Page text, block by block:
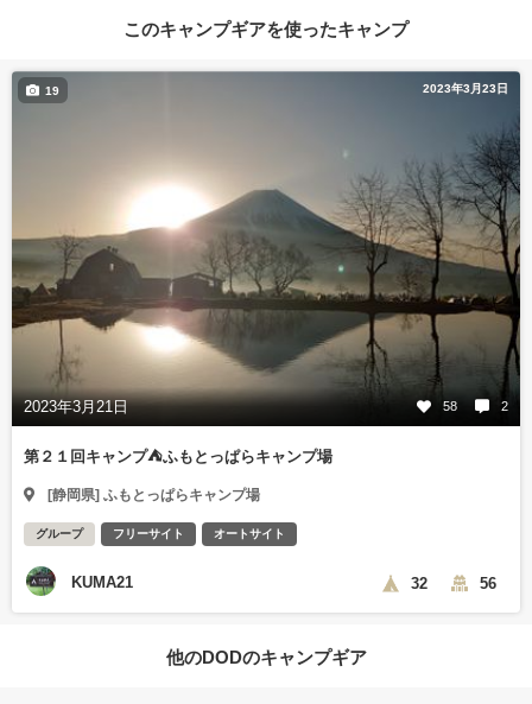
このキャンプギアを使ったキャンプ
2023年3月23日
2023年3月21日 58 2
19
第２１回キャンプ⛺ふもとっぱらキャンプ場
[静岡県] ふもとっぱらキャンプ場
グループ フリーサイト オートサイト
KUMA21 32 56
他のDODのキャンプギア